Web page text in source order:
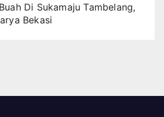
Di Sukamaju Tambelang,
Bekasi